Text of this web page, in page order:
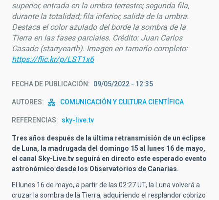
superior, entrada en la umbra terrestre; segunda fila,
durante la totalidad; fila inferior, salida de la umbra.
Destaca el color azulado del borde la sombra de la
Tierra en las fases parciales. Crédito: Juan Carlos
Casado (starryearth). Imagen en tamaño completo:
https://flic.kr/p/LST1x6
FECHA DE PUBLICACIÓN 09/05/2022 - 12:35
AUTORES COMUNICACIÓN Y CULTURA CIENTÍFICA
REFERENCIAS sky-live.tv
Tres años después de la última retransmisión de un eclipse
de Luna, la madrugada del domingo 15 al lunes 16 de mayo,
el canal Sky-Live.tv seguirá en directo este esperado evento
astronómico desde los Observatorios de Canarias.
El lunes 16 de mayo, a partir de las 02:27 UT, la Luna volverá a
cruzar la sombra de la Tierra, adquiriendo el resplandor cobrizo